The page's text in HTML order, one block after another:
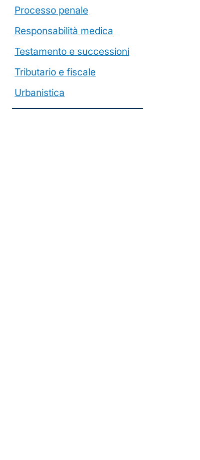
Processo penale
Responsabilità medica
Testamento e successioni
Tributario e fiscale
Urbanistica